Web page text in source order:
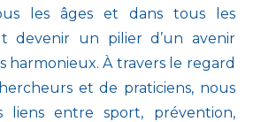
les âges et dans tous les
devenir un pilier d’un avenir
harmonieux. À travers le regard
et de praticiens, nous
liens entre sport, prévention,